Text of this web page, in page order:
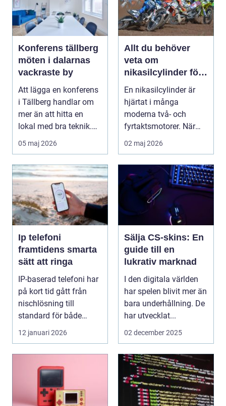
Konferens tällberg
möten i dalarnas
vackraste by
Att lägga en konferens
i Tällberg handlar om
mer än att hitta en
lokal med bra teknik.
Den lilla byn...
05 maj 2026
Allt du behöver
veta om
nikasilcylinder för
motorcykel och
snöskoter
En nikasilcylinder är
hjärtat i många
moderna två- och
fyrtaktsmotorer. När
den fungerar som den
02 maj 2026
Ip telefoni
framtidens smarta
sätt att ringa
IP-baserad telefoni har
på kort tid gått från
nischlösning till
standard för både
företag och privat...
12 januari 2026
Sälja CS-skins: En
guide till en
lukrativ marknad
I den digitala världen
har spelen blivit mer än
bara underhållning. De
har utvecklat...
02 december 2025